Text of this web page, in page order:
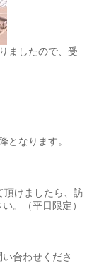
ましたので、受
となります。
頂けましたら、訪
。（平日限定）
合わせくださ